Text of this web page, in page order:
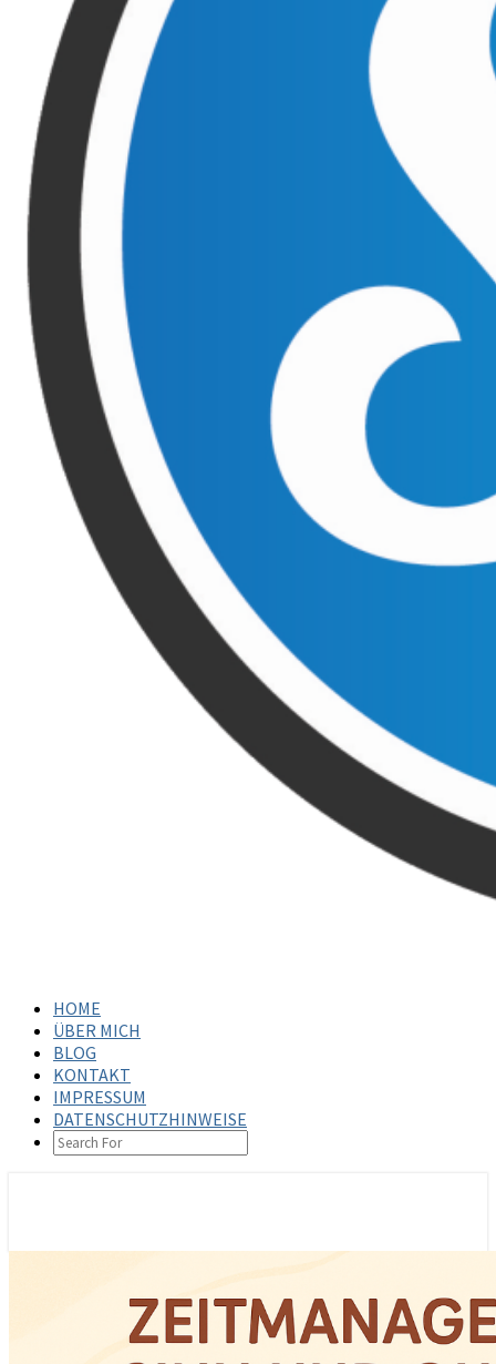
HOME
ÜBER MICH
BLOG
KONTAKT
IMPRESSUM
DATENSCHUTZHINWEISE
SEARCH
ICON